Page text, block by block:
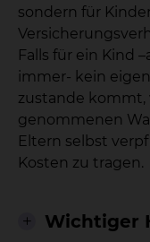
sondern für
Falls für ein Kind
immer- kein
zustande kommt,
genommenen
Eltern selbst
Kosten zu tragen.
Wichtiger